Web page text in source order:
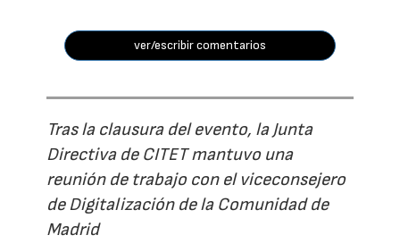
ver/escribir comentarios
Tras la clausura del evento, la Junta
Directiva de CITET mantuvo una
reunión de trabajo con el viceconsejero
de Digitalización de la Comunidad de
Madrid